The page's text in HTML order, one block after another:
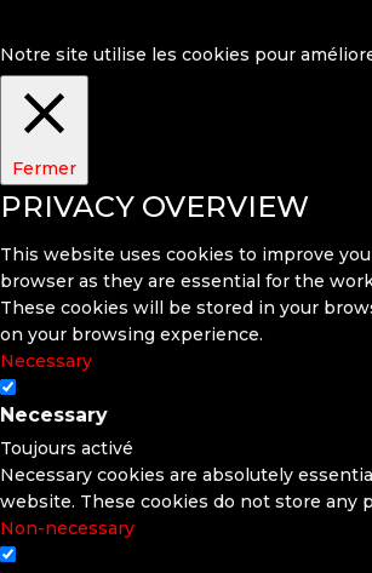
Notre site utilise les cookies pour
Fermer
PRIVACY OVERVIEW
This website uses cookies to improve
browser as they are essential for the
These cookies will be stored in your
on your browsing experience.
Necessary
Necessary
Toujours activé
Necessary cookies are absolutely
website. These cookies do not store any
Non-necessary